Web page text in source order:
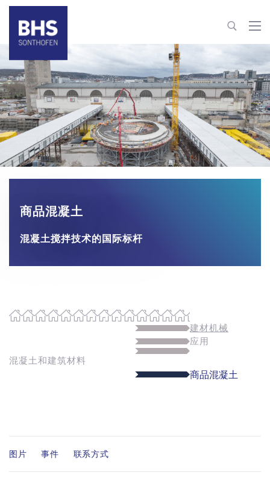
+86 22 82126263
building-materials@bhs-sonthofen.cn
联系信息
商品混凝土
混凝土搅拌技术的国际标杆
建材机械
应用
混凝土和建筑材料
商品混凝土
图片 事件 联系方式